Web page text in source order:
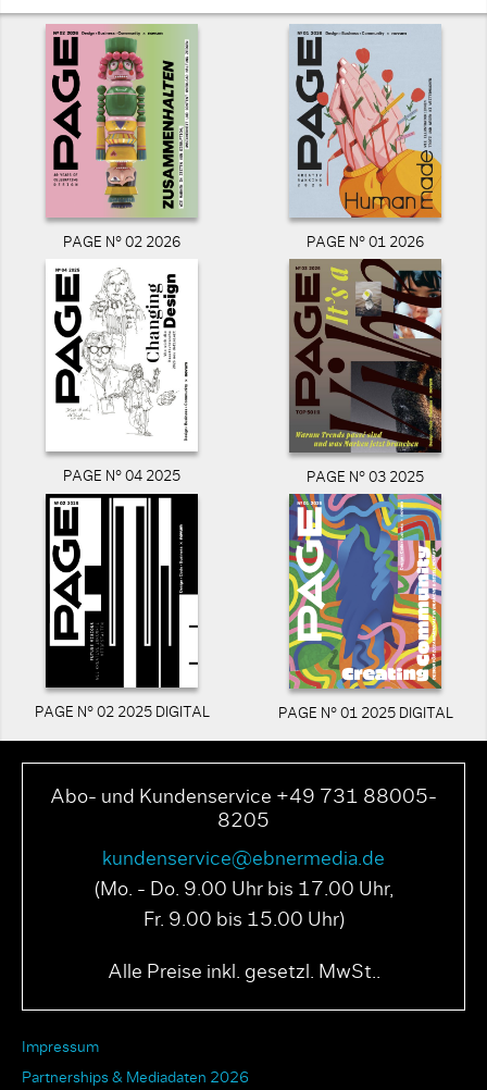
PAGE N° 02 2026 PAGE N° 01 2026
PAGE N° 04 2025 PAGE N° 03 2025
PAGE N° 02 2025 DIGITAL PAGE N° 01 2025 DIGITAL
Abo- und Kundenservice +49 731 88005-
8205
kundenservice@ebnermedia.de
(Mo. - Do. 9.00 Uhr bis 17.00 Uhr,
Fr. 9.00 bis 15.00 Uhr)
Alle Preise inkl. gesetzl. MwSt..
Impressum
Partnerships & Mediadaten 2026